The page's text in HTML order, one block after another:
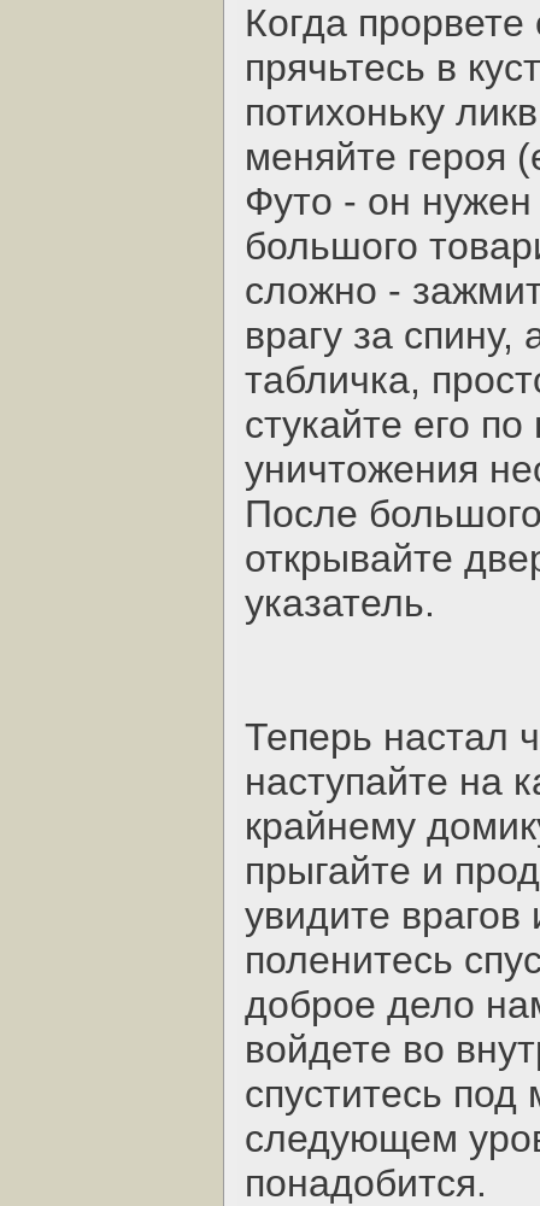
Когда
прячьтесь в
потихоньку
меняйте героя
Футо - он
большого
сложно -
врагу за спину,
табличка,
стукайте его
уничтожения
После
открывайте
указатель.
Теперь настал
наступайте на
крайнему
прыгайте и
увидите врагов
поленитесь
доброе дело
войдете во
спуститесь
следующем
понадобится.